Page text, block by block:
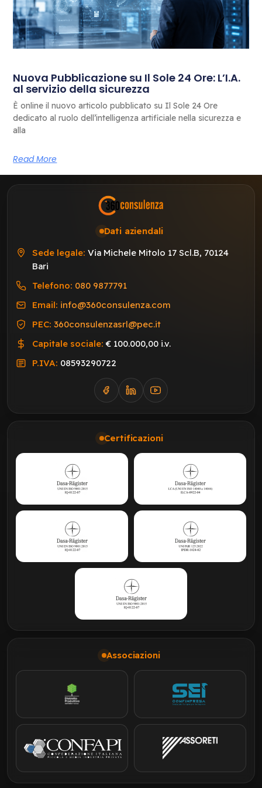
Nuova Pubblicazione su Il Sole 24 Ore: L’I.A.
al servizio della sicurezza
È online il nuovo articolo pubblicato su Il Sole 24 Ore
dedicato al ruolo dell’intelligenza artificiale nella sicurezza e
alla
Read More
Dati aziendali
Sede legale: Via Michele Mitolo 17 Scl.B, 70124
Bari
Telefono: 080 9877791
Email: info@360consulenza.com
PEC: 360consulenzasrl@pec.it
Capitale sociale: € 100.000,00 i.v.
P.IVA: 08593290722
Certificazioni
Associazioni